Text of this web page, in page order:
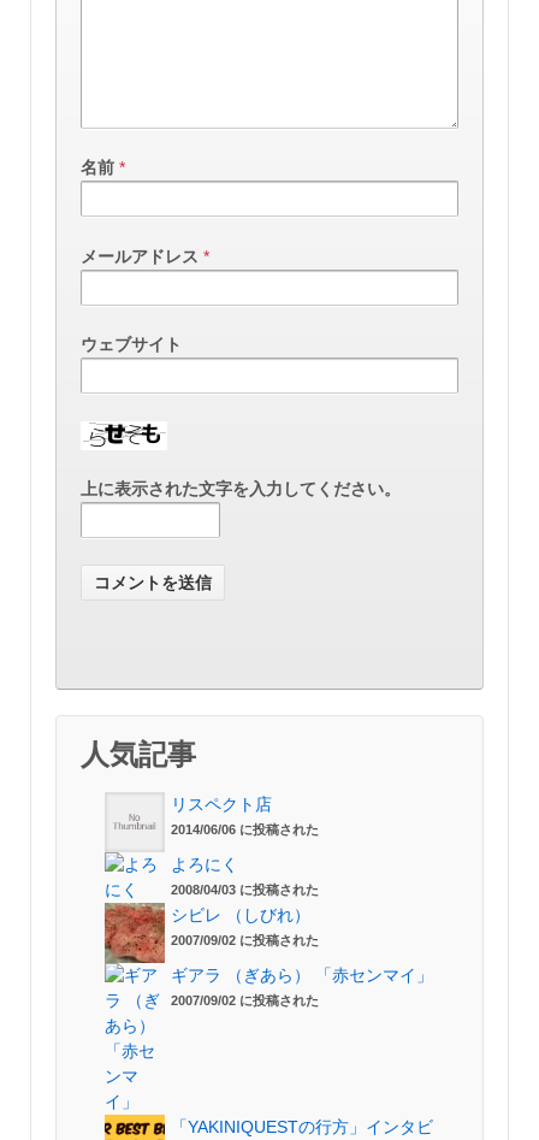
名前 *
メールアドレス *
ウェブサイト
上に表示された文字を入力してください。
人気記事
リスペクト店
2014/06/06 に投稿された
よろにく
2008/04/03 に投稿された
シビレ （しびれ）
2007/09/02 に投稿された
ギアラ （ぎあら） 「赤センマイ」
2007/09/02 に投稿された
「YAKINIQUESTの行方」インタビ